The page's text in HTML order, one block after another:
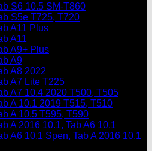
S6 10.5 SM-T860
S5e T725, T720
A11 Plus
A11
A9+ Plus
A9
A8 2022
A7 Lite T225
A7 10.4 2020 T500, T505
A 10.1 2019 T515, T510
A 10.5 T595, T590
A 2016 10.1, Tab A6 10.1
A6 10.1 Spen, Tab A 2016 10.1